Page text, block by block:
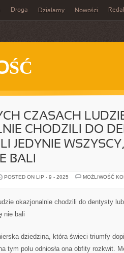
Droga Działamy Nowości
CZASACH
CHODZILI DO
JEDYNIE
BALI
POSTED ON LIP - 9 - 2025
MOŻLIWOŚĆ
okazjonalnie chodzili do dentysty
nie bali
dziedzina, która świeci triumfy
tym polu odniosła ona obfity rozkwit.